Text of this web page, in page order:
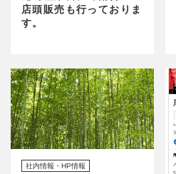
店頭販売も行っておりま
す。
社内情報・HP情報